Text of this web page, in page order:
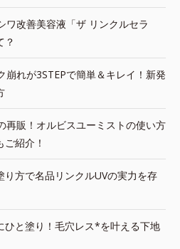
ワ改善美容液「ザ リンクルセラ
？
崩れが3STEPで簡単＆キレイ！新発
再販！オルビスユーミストの使い方
紹介！
り方で名品リンクルUVの実力を存
ひと塗り！毛穴レス*を叶える下地